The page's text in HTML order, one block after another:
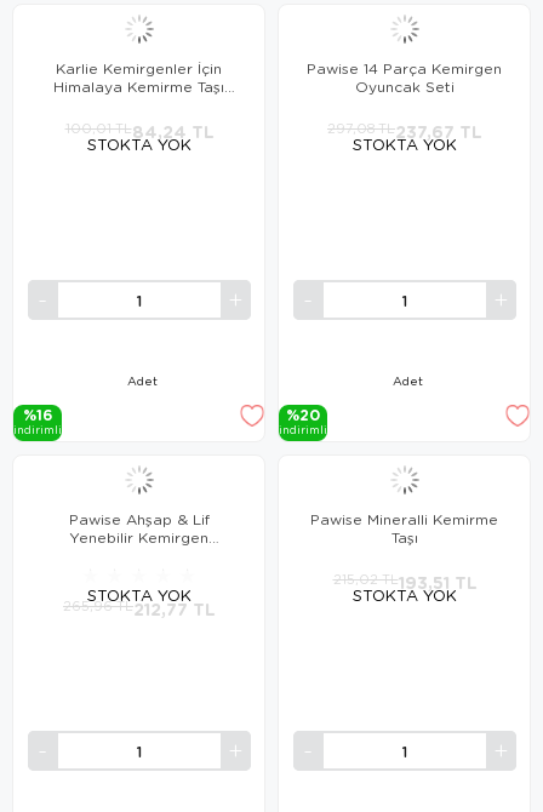
STOKTA YOK
Karlie Kemirgenler İçin
Himalaya Kemirme Taşı
Adet
84,24 TL
100,01 TL
%16
i̇ndi̇ri̇mli̇
STOKTA YOK
Pawise 14 Parça Kemirgen
Oyuncak Seti
Adet
237,67 TL
297,08 TL
%20
i̇ndi̇ri̇mli̇
STOKTA YOK
Pawise Ahşap & Lif
Yenebilir Kemirgen
212,77 TL
265,96 TL
STOKTA YOK
Pawise Mineralli Kemirme
Taşı
193,51 TL
215,02 TL